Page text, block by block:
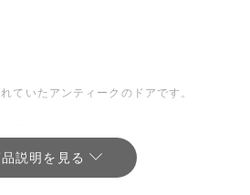
ていたアンティークのドアです。
見積りとなります。